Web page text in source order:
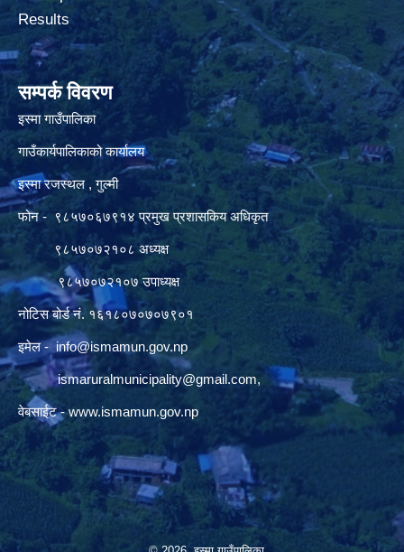
Results
सम्पर्क विवरण
इस्मा गाउँपालिका
गाउँकार्यपालिकाको कार्यालय
इस्मा रजस्थल , गुल्मी
फोन - ९८५७०६७९१४ प्रमुख प्रशासकिय अधिकृत
९८५७०७२१०८ अध्यक्ष
९८५७०७२१०७ उपाध्यक्ष
नोटिस बोर्ड नं. १६१८०७०७०७९०१
इमेल - info@ismamun.gov.np
ismaruralmunicipality@gmail.com,
वेबसाईट -www.ismamun.gov.np